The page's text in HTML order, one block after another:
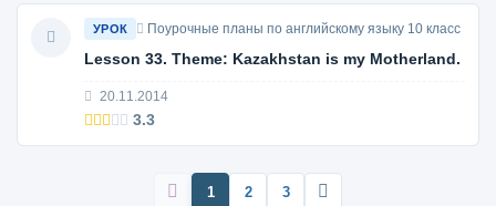
УРОК Поурочные планы по английскому языку 10 класс
Lesson 33. Theme: Kazakhstan is my Motherland.
20.11.2014
3.3
1 2 3